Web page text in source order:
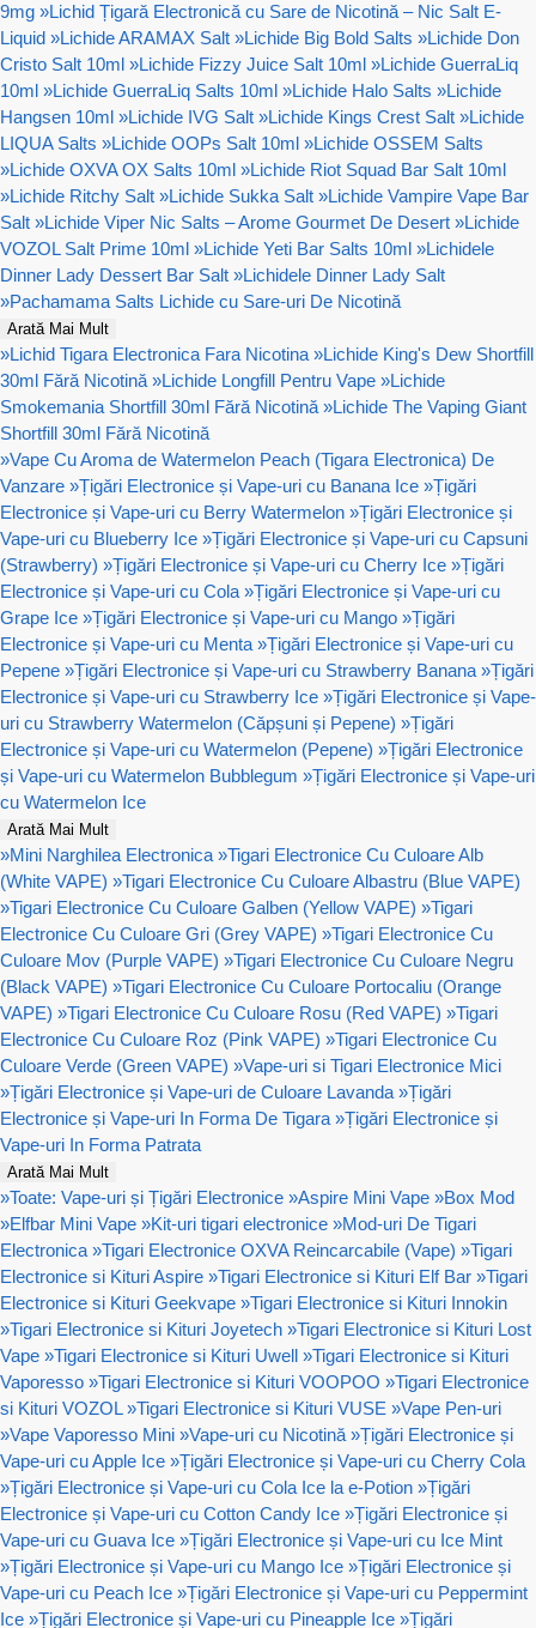
9mg »Lichid Țigară Electronică cu Sare de Nicotină – Nic Salt E-
Liquid »Lichide ARAMAX Salt »Lichide Big Bold Salts »Lichide Don
Cristo Salt 10ml »Lichide Fizzy Juice Salt 10ml »Lichide GuerraLiq
10ml »Lichide GuerraLiq Salts 10ml »Lichide Halo Salts »Lichide
Hangsen 10ml »Lichide IVG Salt »Lichide Kings Crest Salt »Lichide
LIQUA Salts »Lichide OOPs Salt 10ml »Lichide OSSEM Salts
»Lichide OXVA OX Salts 10ml »Lichide Riot Squad Bar Salt 10ml
»Lichide Ritchy Salt »Lichide Sukka Salt »Lichide Vampire Vape Bar
Salt »Lichide Viper Nic Salts – Arome Gourmet De Desert »Lichide
VOZOL Salt Prime 10ml »Lichide Yeti Bar Salts 10ml »Lichidele
Dinner Lady Dessert Bar Salt »Lichidele Dinner Lady Salt
»Pachamama Salts Lichide cu Sare-uri De Nicotină
Arată Mai Mult
»Lichid Tigara Electronica Fara Nicotina »Lichide King's Dew Shortfill
30ml Fără Nicotină »Lichide Longfill Pentru Vape »Lichide
Smokemania Shortfill 30ml Fără Nicotină »Lichide The Vaping Giant
Shortfill 30ml Fără Nicotină
»Vape Cu Aroma de Watermelon Peach (Tigara Electronica) De
Vanzare »Țigări Electronice și Vape-uri cu Banana Ice »Țigări
Electronice și Vape-uri cu Berry Watermelon »Țigări Electronice și
Vape-uri cu Blueberry Ice »Țigări Electronice și Vape-uri cu Capsuni
(Strawberry) »Țigări Electronice și Vape-uri cu Cherry Ice »Țigări
Electronice și Vape-uri cu Cola »Țigări Electronice și Vape-uri cu
Grape Ice »Țigări Electronice și Vape-uri cu Mango »Țigări
Electronice și Vape-uri cu Menta »Țigări Electronice și Vape-uri cu
Pepene »Țigări Electronice și Vape-uri cu Strawberry Banana »Țigări
Electronice și Vape-uri cu Strawberry Ice »Țigări Electronice și Vape-
uri cu Strawberry Watermelon (Căpșuni și Pepene) »Țigări
Electronice și Vape-uri cu Watermelon (Pepene) »Țigări Electronice
și Vape-uri cu Watermelon Bubblegum »Țigări Electronice și Vape-uri
cu Watermelon Ice
Arată Mai Mult
»Mini Narghilea Electronica »Tigari Electronice Cu Culoare Alb
(White VAPE) »Tigari Electronice Cu Culoare Albastru (Blue VAPE)
»Tigari Electronice Cu Culoare Galben (Yellow VAPE) »Tigari
Electronice Cu Culoare Gri (Grey VAPE) »Tigari Electronice Cu
Culoare Mov (Purple VAPE) »Tigari Electronice Cu Culoare Negru
(Black VAPE) »Tigari Electronice Cu Culoare Portocaliu (Orange
VAPE) »Tigari Electronice Cu Culoare Rosu (Red VAPE) »Tigari
Electronice Cu Culoare Roz (Pink VAPE) »Tigari Electronice Cu
Culoare Verde (Green VAPE) »Vape-uri si Tigari Electronice Mici
»Țigări Electronice și Vape-uri de Culoare Lavanda »Țigări
Electronice și Vape-uri In Forma De Tigara »Țigări Electronice și
Vape-uri In Forma Patrata
Arată Mai Mult
»Toate: Vape-uri și Țigări Electronice »Aspire Mini Vape »Box Mod
»Elfbar Mini Vape »Kit-uri tigari electronice »Mod-uri De Tigari
Electronica »Tigari Electronice OXVA Reincarcabile (Vape) »Tigari
Electronice si Kituri Aspire »Tigari Electronice si Kituri Elf Bar »Tigari
Electronice si Kituri Geekvape »Tigari Electronice si Kituri Innokin
»Tigari Electronice si Kituri Joyetech »Tigari Electronice si Kituri Lost
Vape »Tigari Electronice si Kituri Uwell »Tigari Electronice si Kituri
Vaporesso »Tigari Electronice si Kituri VOOPOO »Tigari Electronice
si Kituri VOZOL »Tigari Electronice si Kituri VUSE »Vape Pen-uri
»Vape Vaporesso Mini »Vape-uri cu Nicotină »Țigări Electronice și
Vape-uri cu Apple Ice »Țigări Electronice și Vape-uri cu Cherry Cola
»Țigări Electronice și Vape-uri cu Cola Ice la e-Potion »Țigări
Electronice și Vape-uri cu Cotton Candy Ice »Țigări Electronice și
Vape-uri cu Guava Ice »Țigări Electronice și Vape-uri cu Ice Mint
»Țigări Electronice și Vape-uri cu Mango Ice »Țigări Electronice și
Vape-uri cu Peach Ice »Țigări Electronice și Vape-uri cu Peppermint
Ice »Țigări Electronice și Vape-uri cu Pineapple Ice »Țigări